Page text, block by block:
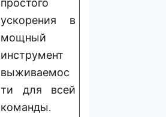
ускорения в
мощный
инструмент
выживаемос
ти для всей
команды.